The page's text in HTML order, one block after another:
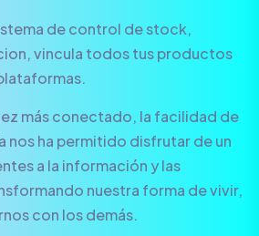
de control de stock,
vincula todos tus productos
más conectado, la facilidad de
nos ha permitido disfrutar de un
a la información y las
nuestra forma de vivir,
con los demás.